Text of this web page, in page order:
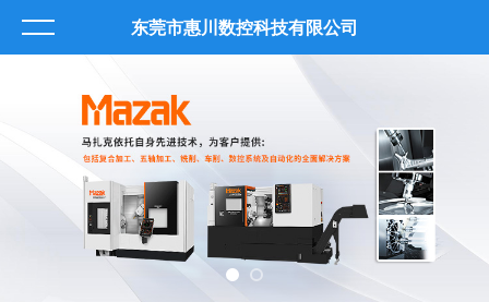
东莞市惠川数控科技有限公司